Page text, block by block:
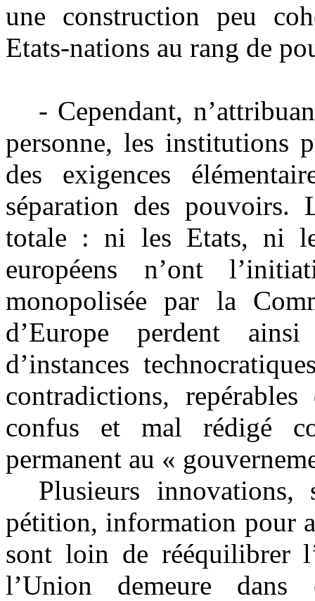
une construction peu
Etats-nations au rang de
- Cependant,
personne, les institutions
des exigences
séparation des pouvoirs.
totale : ni les Etats, ni
européens n’ont
monopolisée par la
d’Europe perdent
d’instances
contradictions,
confus et mal rédigé
permanent au «
Plusieurs
pétition, information pour
sont loin de rééquilibrer
l’Union demeure dans